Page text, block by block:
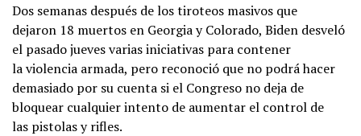
Dos semanas después de los tiroteos masivos que
dejaron 18 muertos en Georgia y Colorado, Biden desveló
el pasado jueves varias iniciativas para contener
la violencia armada, pero reconoció que no podrá hacer
demasiado por su cuenta si el Congreso no deja de
bloquear cualquier intento de aumentar el control de
las pistolas y rifles.